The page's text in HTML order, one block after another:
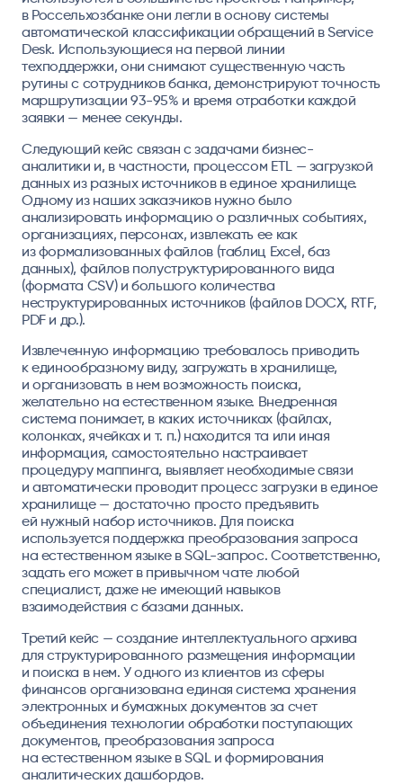
в Россельхозбанке они легли в основу системы
автоматической классификации обращений в Service
Desk. Использующиеся на первой линии
техподдержки, они снимают существенную часть
рутины с сотрудников банка, демонстрируют точность
маршрутизации 93-95% и время отработки каждой
заявки — менее секунды.
Следующий кейс связан с задачами бизнес-
аналитики и, в частности, процессом ETL — загрузкой
данных из разных источников в единое хранилище.
Одному из наших заказчиков нужно было
анализировать информацию о различных событиях,
организациях, персонах, извлекать ее как
из формализованных файлов (таблиц Excel, баз
данных), файлов полуструктурированного вида
(формата CSV) и большого количества
неструктурированных источников (файлов DOCX, RTF,
PDF и др.).
Извлеченную информацию требовалось приводить
к единообразному виду, загружать в хранилище,
и организовать в нем возможность поиска,
желательно на естественном языке. Внедренная
система понимает, в каких источниках (файлах,
колонках, ячейках и т. п.) находится та или иная
информация, самостоятельно настраивает
процедуру маппинга, выявляет необходимые связи
и автоматически проводит процесс загрузки в единое
хранилище — достаточно просто предъявить
ей нужный набор источников. Для поиска
используется поддержка преобразования запроса
на естественном языке в SQL-запрос. Соответственно,
задать его может в привычном чате любой
специалист, даже не имеющий навыков
взаимодействия с базами данных.
Третий кейс — создание интеллектуального архива
для структурированного размещения информации
и поиска в нем. У одного из клиентов из сферы
финансов организована единая система хранения
электронных и бумажных документов за счет
объединения технологии обработки поступающих
документов, преобразования запроса
на естественном языке в SQL и формирования
аналитических дашбордов.